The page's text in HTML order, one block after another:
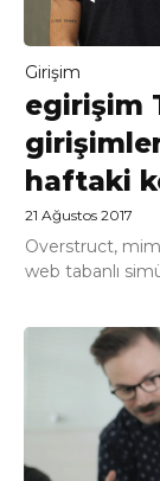
Girişim
egirişim
haftaki
21 Ağustos 2017
Overstruct,
web tabanlı